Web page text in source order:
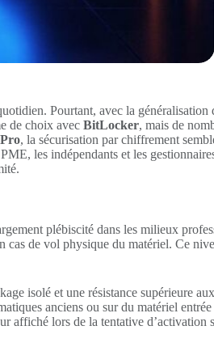
Pourtant, avec la
de choix avec BitLocker, mais de
, la sécurisation par chiffrement
les indépendants et les
plébiscité dans les milieux
cas de vol physique du matériel. Ce
isolé et une résistance supérieure
anciens ou sur du matériel
affiché lors de la tentative d’activation